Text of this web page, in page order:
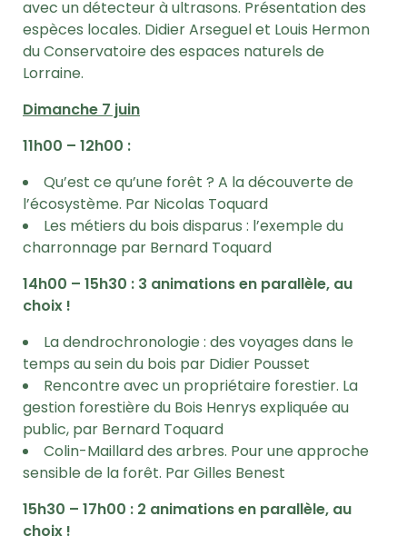
avec un détecteur à ultrasons. Présentation des
espèces locales. Didier Arseguel et Louis Hermon
du Conservatoire des espaces naturels de
Lorraine.
Dimanche 7 juin
11h00 – 12h00 :
Qu’est ce qu’une forêt ? A la découverte de
l’écosystème. Par Nicolas Toquard
Les métiers du bois disparus : l’exemple du
charronnage par Bernard Toquard
14h00 – 15h30 : 3 animations en parallèle, au
choix !
La dendrochronologie : des voyages dans le
temps au sein du bois par Didier Pousset
Rencontre avec un propriétaire forestier. La
gestion forestière du Bois Henrys expliquée au
public, par Bernard Toquard
Colin-Maillard des arbres. Pour une approche
sensible de la forêt. Par Gilles Benest
15h30 – 17h00 : 2 animations en parallèle, au
choix !